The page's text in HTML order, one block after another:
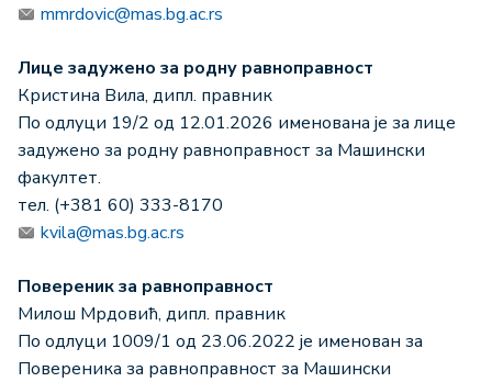
mmrdovic@mas.bg.ac.rs
Лице задужено за родну равноправност
Кристина Вила, дипл. правник
По одлуци 19/2 од 12.01.2026 именована je за лице
задужено за родну равноправност за Машински
факултет.
тел. (+381 60) 333-8170
kvila@mas.bg.ac.rs
Повереник за равноправност
Милош Мрдовић, дипл. правник
По одлуци 1009/1 од 23.06.2022 је именован за
Повереника за равноправност за Машински